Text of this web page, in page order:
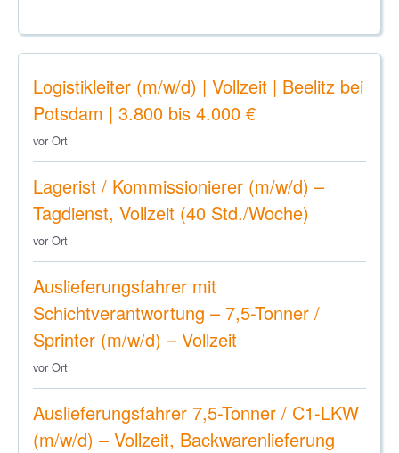
Logistikleiter (m/w/d) | Vollzeit | Beelitz bei
Potsdam | 3.800 bis 4.000 €
vor Ort
Lagerist / Kommissionierer (m/w/d) –
Tagdienst, Vollzeit (40 Std./Woche)
vor Ort
Auslieferungsfahrer mit
Schichtverantwortung – 7,5-Tonner /
Sprinter (m/w/d) – Vollzeit
vor Ort
Auslieferungsfahrer 7,5-Tonner / C1-LKW
(m/w/d) – Vollzeit, Backwarenlieferung